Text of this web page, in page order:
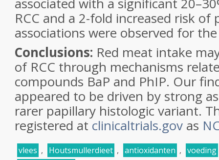
RCC and a 2-fold increased risk of
associations were observed for
Conclusions: Red meat intake
of RCC through mechanisms
compounds BaP and PhIP. Our
appeared to be driven by strong
rarer papillary histologic variant.
registered at clinicaltrials.gov as
vlees , Houtsmullerdieet , antioxidanten , voeding